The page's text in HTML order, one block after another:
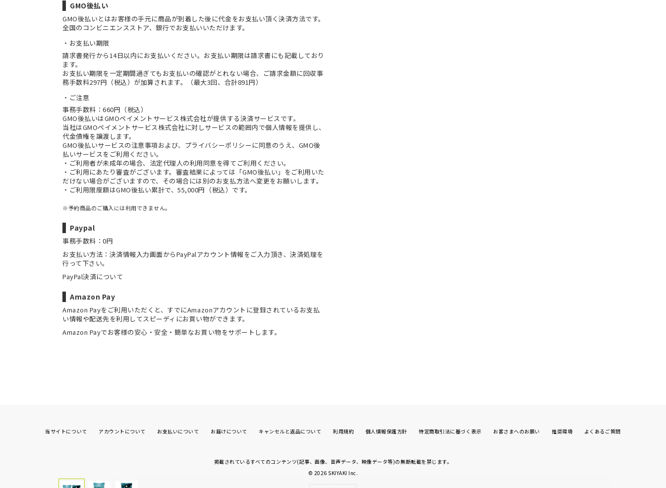
GMO後払い
GMO後払いとはお客様の手元に商品が到着した後に代金をお支払い頂く決済方法です。
全国のコンビニエンスストア、銀行でお支払いいただけます。
お支払い期限
請求書発行から14日以内にお支払いください。お支払い期限は請求書にも記載しており
ます。
お支払い期限を一定期間過ぎてもお支払いの確認がとれない場合、ご請求金額に回収事
務手数料297円（税込）が加算されます。（最大3回、合計891円）
ご注意
事務手数料：660円（税込）
GMO後払いはGMOペイメントサービス株式会社が提供する決済サービスです。
当社はGMOペイメントサービス株式会社に対しサービスの範囲内で個人情報を提供し、
代金債権を譲渡します。
GMO後払いサービスの注意事項および、 プライバシーポリシーに同意のうえ、GMO後
払いサービスをご利用ください。
・ご利用者が未成年の場合、法定代理人の利用同意を得てご利用ください。
・ご利用にあたり審査がございます。審査結果によっては「GMO後払い」をご利用いた
だけない場合がございますので、その場合には別のお支払方法へ変更をお願いします。
・ご利用限度額はGMO後払い累計で、55,000円（税込）です。
※予約商品のご購入には利用できません。
Paypal
事務手数料：0円
お支払い方法：決済情報入力画面からPayPalアカウント情報をご入力頂き、決済処理を
行って下さい。
PayPal決済について
Amazon Pay
Amazon Payをご利用いただくと、すでにAmazonアカウントに登録されているお支払
い情報や配送先を利用してスピーディにお買い物ができます。
Amazon Payでお客様の安心・安全・簡単なお買い物をサポートします。
当サイトについて アカウントについて お支払いについて お届けについて キャンセルと返品について 利用規約 個人情報保護方針 特定商取引法に基づく表示 お客さまへのお願い 推奨環境 よくあるご質問
掲載されているすべてのコンテンツ(記事、画像、 音声データ、映像データ等)の無断転載を禁じます。
© 2026 SKIYAKI Inc.